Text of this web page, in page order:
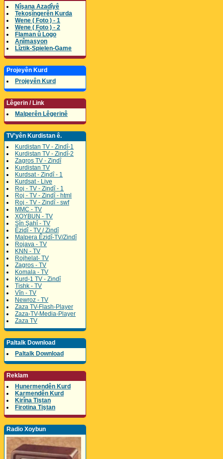
Nîşana Azadîyê
Tekoşîngerên Kurda
Wene ( Foto ) - 1
Wene ( Foto ) - 2
Flaman û Logo
Anîmasyon
Lîztik-Spielen-Game
Projeyên Kurd
Projeyên Kurd
Lêgerin / Link
Malperên Lêgerinê
TV'yên Kurdistan ê.
Kurdistan TV - Zindî-1
Kurdistan TV - Zindî-2
Zagros TV - Zindî
Kurdistan TV
Kurdsat - Zindî - 1
Kurdsat - Live
Roj - TV - Zindî - 1
Roj - TV - Zindî - html
Roj - TV - Zindî - swf
MMC - TV
XOYBUN - TV
Şîn Şahî - TV
Êzidî - TV / Zindî
Malpera Êzidî-TV/Zindî
Rojava - TV
KNN - TV
Rojhelat- TV
Zagros - TV
Komala - TV
Kurd-1 TV - Zindî
Tishk - TV
Vîn - TV
Newroz - TV
Zaza TV-Flash-Player
Zaza-TV-Media-Player
Zaza TV
Paltalk Download
Paltalk Download
Reklam
Hunermendên Kurd
Karmendên Kurd
Kirîna Tiştan
Firotina Tiştan
Radio Xoybun